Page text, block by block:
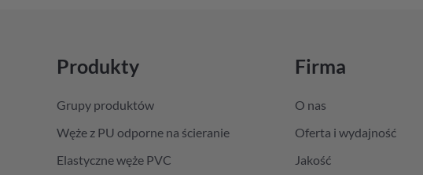
Produkty
Grupy produktów
Węże z PU odporne na ścieranie
Elastyczne węże PVC
Firma
O nas
Oferta i wydajność
Jakość